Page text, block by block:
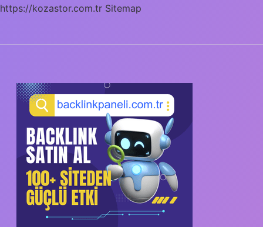
https://kozastor.com.tr Sitemap
SIDEBAR